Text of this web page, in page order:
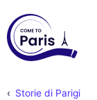
Storie di Parigi